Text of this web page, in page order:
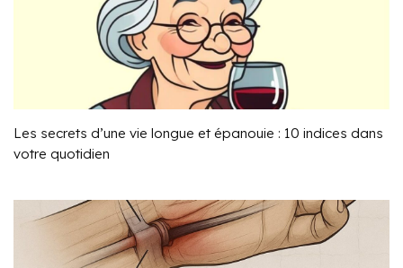
Les secrets d’une vie longue et épanouie : 10 indices dans
votre quotidien